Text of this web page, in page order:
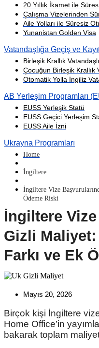
20 Yıllık İkamet ile
Çalışma Vizelerinden
Aile Yolları ile Süresiz
Yunanistan Golden Visa
Vatandaşlığa Geçiş ve
Birleşik Krallık
Çocuğun Birleşik Krallık
Otomatik Yolla İngiliz
AB Yerleşim Programları
EUSS Yerleşik Statü
EUSS Geçici Yerleşim
EUSS Aile İzni
Ukrayna Programları
Home
İngiltere
İngiltere Vize
Ödeme Riski
İngiltere
Gizli
Farkı ve Ek
Mayıs 20, 2026
Birçok kişi İngiltere
Home Office’in
bakarak toplam